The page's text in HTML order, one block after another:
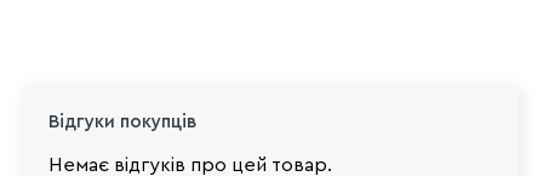
Відгуки покупців
Немає відгуків про цей товар.